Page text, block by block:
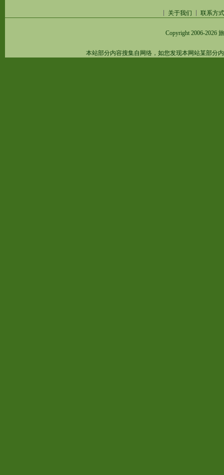
关于我们 联系方式
Copyright 2006-2026
本站部分内容搜集自网络，如您发现本网站某部分